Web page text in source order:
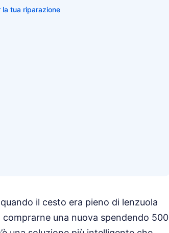
la tua riparazione
il cesto era pieno di lenzuola
una nuova spendendo 500